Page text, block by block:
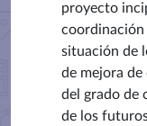
proyecto
coordinación
situación de
de mejora
del grado de
de los